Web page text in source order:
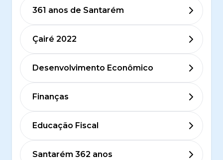
361 anos de Santarém
Çairé 2022
Desenvolvimento Econômico
Finanças
Educação Fiscal
Santarém 362 anos